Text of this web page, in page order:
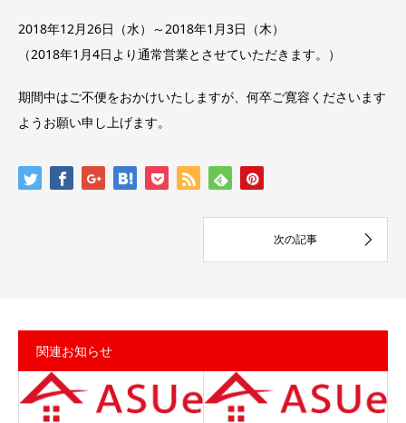
2018年12月26日（水）～2018年1月3日（木）
（2018年1月4日より通常営業とさせていただきます。）
期間中はご不便をおかけいたしますが、何卒ご寛容くださいます
ようお願い申し上げます。
関連お知らせ